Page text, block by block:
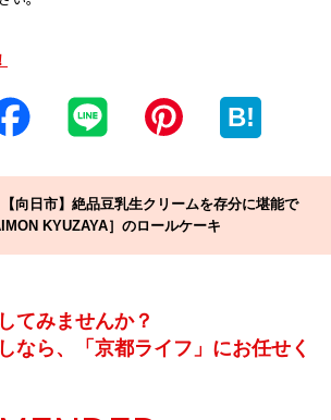
B!
【向日市】絶品豆乳生クリームを存分に堪能で
KYUZAYA］のロールケーキ
てみませんか？
なら、「京都ライフ」にお任せく